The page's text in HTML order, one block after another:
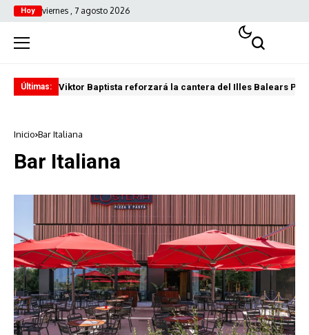
Hoy viernes , 7 agosto 2026
Últimas: Viktor Baptista reforzará la cantera del Illes Balears
Inicio Bar Italiana
Bar Italiana